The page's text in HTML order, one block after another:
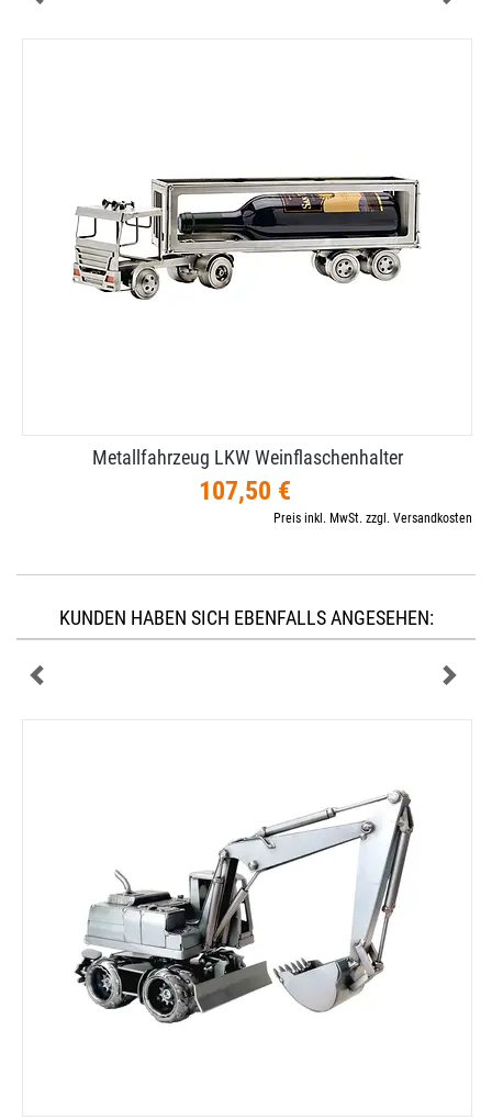
Metallfahrzeug LKW Weinflaschenhalter
107,50 €
Preis inkl. MwSt. zzgl. Versandkosten
KUNDEN HABEN SICH EBENFALLS ANGESEHEN: